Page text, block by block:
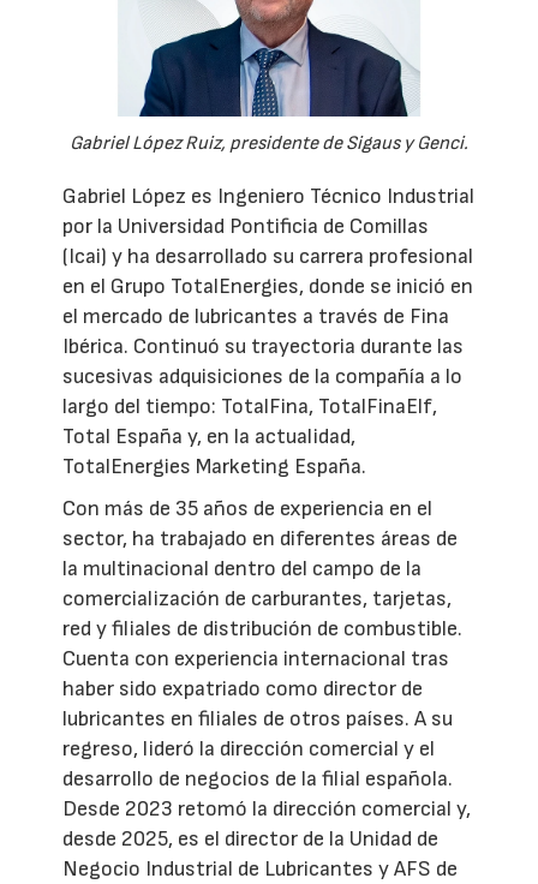
Gabriel López Ruiz, presidente de Sigaus y Genci.
Gabriel López es Ingeniero Técnico Industrial
por la Universidad Pontificia de Comillas
(Icai) y ha desarrollado su carrera profesional
en el Grupo TotalEnergies, donde se inició en
el mercado de lubricantes a través de Fina
Ibérica. Continuó su trayectoria durante las
sucesivas adquisiciones de la compañía a lo
largo del tiempo: TotalFina, TotalFinaElf,
Total España y, en la actualidad,
TotalEnergies Marketing España.
Con más de 35 años de experiencia en el
sector, ha trabajado en diferentes áreas de
la multinacional dentro del campo de la
comercialización de carburantes, tarjetas,
red y filiales de distribución de combustible.
Cuenta con experiencia internacional tras
haber sido expatriado como director de
lubricantes en filiales de otros países. A su
regreso, lideró la dirección comercial y el
desarrollo de negocios de la filial española.
Desde 2023 retomó la dirección comercial y,
desde 2025, es el director de la Unidad de
Negocio Industrial de Lubricantes y AFS de